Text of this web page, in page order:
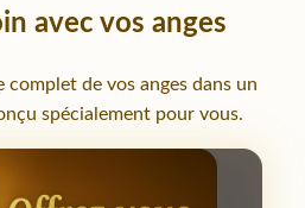
avec vos anges
complet de vos anges dans un
spécialement pour vous.